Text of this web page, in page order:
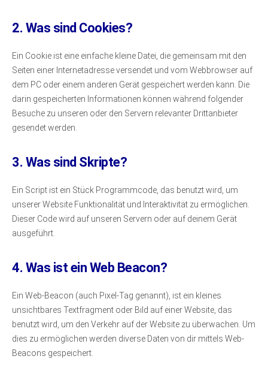
2. Was sind Cookies?
Ein Cookie ist eine einfache kleine Datei, die gemeinsam mit den
Seiten einer Internetadresse versendet und vom Webbrowser auf
dem PC oder einem anderen Gerät gespeichert werden kann. Die
darin gespeicherten Informationen können während folgender
Besuche zu unseren oder den Servern relevanter Drittanbieter
gesendet werden.
3. Was sind Skripte?
Ein Script ist ein Stück Programmcode, das benutzt wird, um
unserer Website Funktionalität und Interaktivität zu ermöglichen.
Dieser Code wird auf unseren Servern oder auf deinem Gerät
ausgeführt.
4. Was ist ein Web Beacon?
Ein Web-Beacon (auch Pixel-Tag genannt), ist ein kleines
unsichtbares Textfragment oder Bild auf einer Website, das
benutzt wird, um den Verkehr auf der Website zu überwachen. Um
dies zu ermöglichen werden diverse Daten von dir mittels Web-
Beacons gespeichert.